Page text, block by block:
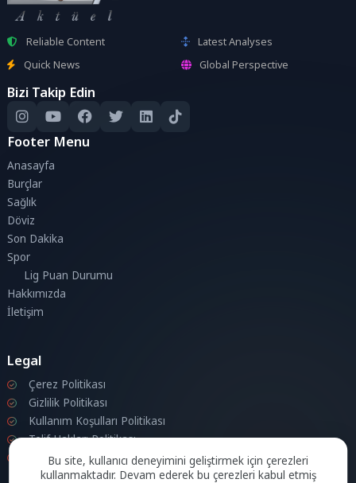
Reliable Content
Latest Analyses
Quick News
Global Perspective
Bizi Takip Edin
Footer Menu
Anasayfa
Burçlar
Sağlık
Döviz
Son Dakika
Spor
Lig Puan Durumu
Hakkımızda
İletişim
Legal
Çerez Politikası
Gizlilik Politikası
Kullanım Koşulları Politikası
Telif Hakları Politikası
İletişim
Bu site, kullanıcı deneyimini geliştirmek için çerezleri
kullanmaktadır. Devam ederek bu çerezleri kabul etmiş